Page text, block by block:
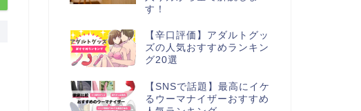
す！
【辛口評価】アダルトグッ
ズの人気おすすめランキン
グ20選
【SNSで話題】最高にイケ
るウーマナイザーおすすめ